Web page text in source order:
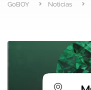
GoBOY Noticias